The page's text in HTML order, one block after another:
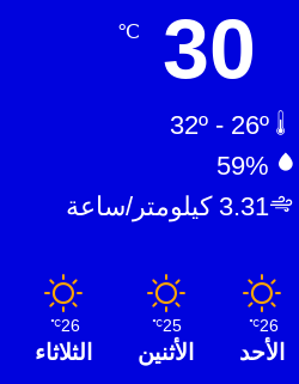
30
℃
59%
3.31 كيلومتر/ساعة
26
℃
الأحد
25
℃
الأثنين
26
℃
الثلاثاء